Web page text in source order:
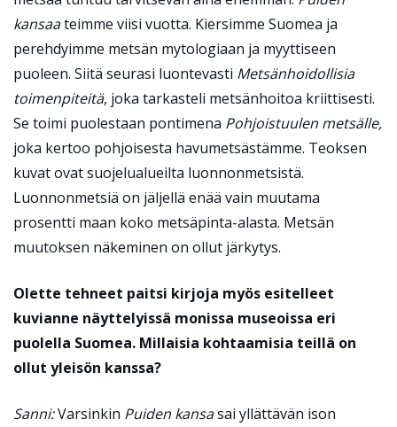
kansaateimme viisi vuotta. Kiersimme Suomea ja
perehdyimme metsän mytologiaan ja myyttiseen
puoleen. Siitä seurasi luontevasti Metsänhoidollisia
toimenpiteitä, joka tarkasteli metsänhoitoa kriittisesti.
Se toimi puolestaan pontimena Pohjoistuulen metsälle,
joka kertoo pohjoisesta havumetsästämme. Teoksen
kuvat ovat suojelualueilta luonnonmetsistä.
Luonnonmetsiä on jäljellä enää vain muutama
prosentti maan koko metsäpinta-alasta. Metsän
muutoksen näkeminen on ollut järkytys.
Olette tehneet paitsi kirjoja myös esitelleet
kuvianne näyttelyissä monissa museoissa eri
puolella Suomea. Millaisia kohtaamisia teillä on
ollut yleisön kanssa?
Sanni:Varsinkin Puiden kansasai yllättävän ison